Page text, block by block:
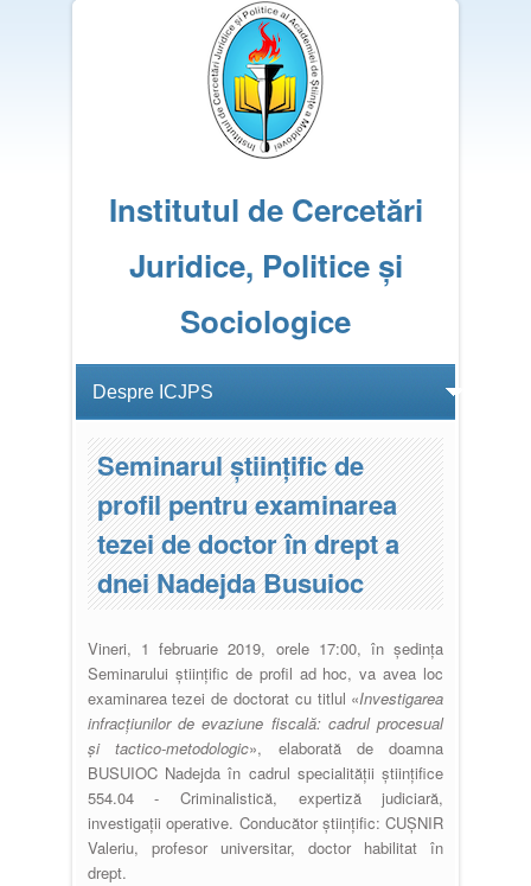
Institutul de Cercetări
Juridice, Politice și
Sociologice
Seminarul științific de
profil pentru examinarea
tezei de doctor în drept a
dnei Nadejda Busuioc
Vineri, 1 februarie 2019, orele 17:00, în ședința
Seminarului științific de profil ad hoc, va avea loc
examinarea tezei de doctorat cu titlul «Investigarea
infracțiunilor de evaziune fiscală: cadrul procesual
și tactico-metodologic», elaborată de doamna
BUSUIOC Nadejda în cadrul specialității științifice
554.04 - Criminalistică, expertiză judiciară,
investigații operative. Conducător științific: CUȘNIR
Valeriu, profesor universitar, doctor habilitat în
drept.